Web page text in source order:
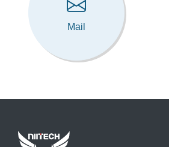
Mail